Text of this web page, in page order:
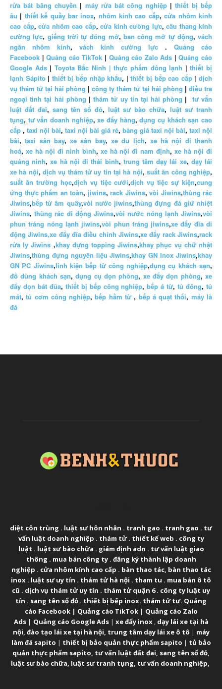
rửa bát băng chuyền | máy rửa bát công nghiệp|thiết bị bếp
âu | thiết kế quầy bar inox, nhôm kính cao cấp,cửa nhôm kính
cao cấp, cửa nhôm cao cấp, cửa kính cường lực, cầu thang kính
cường lực, giếng trời tự đóng mở, ban công mở tự động, vách
ngăn nhôm kính, vách kính cường lực . Quảng cáo
Facebook |Quảng cáo TikTok | Quảng cáo Zalo Ads |Quảng cáo
Google Ads| Toyota Bắc Ninh | thực phẩm đông lạnh |thiết bị
lạnh Sápito | thiết bị bếp nhập khẩu, |thiết bị bếp cao cấp|dịch
vụ thám tử tại hải phòng | công ty thám tử tại hải phòng | điều tra
ngoại tình tại hải phòng |thám tử uy tín tại hải phòng | tư vấn
luật đất đai, sang tên sổ đỏ, luật sư bào chữa, luật sư tranh
tụng, tư vấn doanh nghiệp,xe đẩy hàng,dụng cụ khách sạn cao
cấp , taxi nội bài, taxi nội bài giá rẻ, bảng giá taxi nội bài, taxi nội
bài,taxi sân bay,xe sân bay,xe du lịch, xe hà nội đi thanh
hoá, xe hà nội đi ninh bình, xe hà nội đi nam định,xe hà nội đi
quảng ninh,xe hà nội đi thái bình, trung tâm dạy lái xe, dạy lái
xe hà nội,dịch vụ thám tử uy tín tại hà nội,suất ăn công nghiệp,
suất ăn trường học,dịch vụ tiệc cưới,dịch vụ tiệc sự kiện,cung
ứng thực phẩm an toàn, jiwins, rack Jiwins, vòi Jiwins,thùng rác
Jiwins,bếp từ âm quầy,vòi nước jiwins,thùng đựng đá giữ nhiệt
Jiwins,thùng rác di động Jiwins,vòi nước nóng lạnh Jiwins,vòi
phun tráng nóng lạnh jiwins,vòi phun tráng jiwins,xe đẩy đĩa di
động Jiwins,xe đẩy đĩa điều chỉnh Jiwins,xe đẩy rack Jiwins,rack
rửa ly Jiwins ,khay đựng topping Jiwins,khay phục vụ chữ nhật
Jiwins,thùng đựng nguyên liệu Jiwins,khay GN Inox Jiwins,khay
GN PC Jiwins,linh kiện bếp từ công nghiệp,dụng cụ khách sạn,
đồ dùng khách sạn,dụng cụ dọn phòng, xe đẩy dọn phòng,xe
đẩy dọn bát đũa, thiết bị bếp công nghiệp,bếp á từ,tủ đông,tủ
mát,tủ cơm công nghiệp,bếp hầm từ , bếp á quạt thổi, máy là
đá
diệt côn trùng . luật sư hôn nhân . tranh gao . tranh gao . tư
vấn luật doanh nghiệp . thám tử. thiết kế web . công ty
luật . luật sư bào chữa . giám định adn . tư vấn luật giao
thông . mua bán công ty. đăng ký thành lập doanh
nghiệp . cửa nhôm kính cao cấp . bàn thao tác, bàn thao tác
inox . luật sư uy tín . thám tử hà nội . tham tu . mua bán ô tô
cũ . dịch vụ thám tử uy tín . thám tử quận 6. công ty luật uy
tín . sang tên sổ đỏ . thiết bị bếp inox. thám tử tư. Quảng
cáo Facebook| Quảng cáo TikTok| Quảng cáo Zalo
Ads| Quảng cáo Google Ads| xe đẩy inox, dạy lái xe tại hà
nội, đào tạo lái xe tại hà nội, trung tâm dạy lái xe ô tô | máy
làm đá sapito | thiết bị bảo quản thực phẩm sapito | tủ bảo
quản thực phẩm sapito, tư vấn luật đất đai, sang tên sổ đỏ,
luật sư bào chữa, luật sư tranh tụng, tư vấn doanh nghiệp,